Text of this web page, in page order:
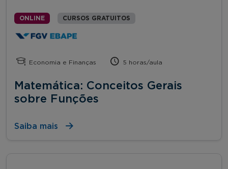
ONLINE CURSOS GRATUITOS
Economia e Finanças 5 horas/aula
Matemática: Conceitos Gerais
sobre Funções
Saiba mais